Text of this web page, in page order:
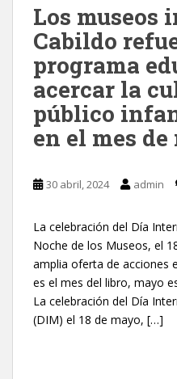
Los museos
Cabildo
programa
acercar la
público
en el mes de
30 abril, 2024 admin
La celebración del Día
Noche de los Museos, el
amplia oferta de acciones
es el mes del libro, mayo
La celebración del Día
(DIM) el 18 de mayo, […]